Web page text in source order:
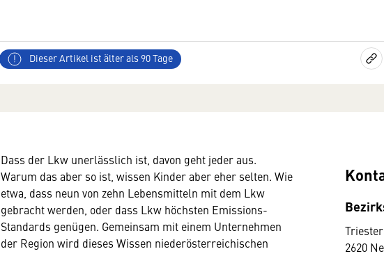
Dieser Artikel ist älter als 90 Tage
2620
Dass der Lkw unerlässlich ist, davon geht jeder aus.
Warum das aber so ist, wissen Kinder aber eher selten. Wie
etwa, dass neun von zehn Lebensmitteln mit dem Lkw
gebracht werden, oder dass Lkw höchsten Emissions-
Standards genügen. Gemeinsam mit einem Unternehmen
der Region wird dieses Wissen niederösterreichischen